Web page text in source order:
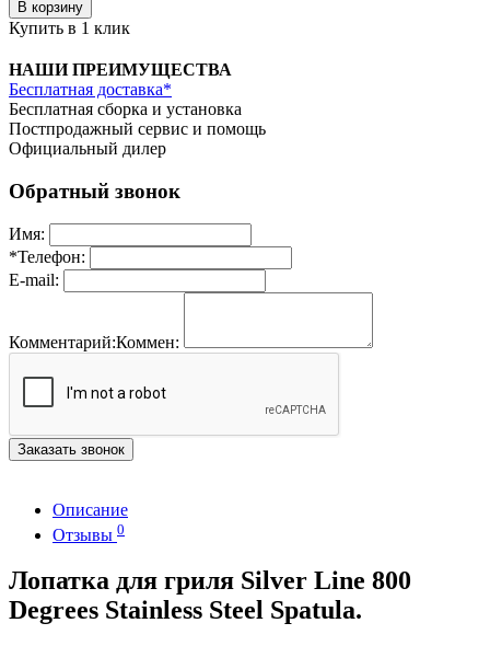
В корзину
Купить в 1 клик
НАШИ ПРЕИМУЩЕСТВА
Бесплатная доставка*
Бесплатная сборка и установка
Постпродажный сервис и помощь
Официальный дилер
Обратный звонок
Имя:
*Телефон:
E-mail:
Комментарий:Коммен:
Заказать звонок
Описание
Отзывы 0
Лопатка для гриля Silver Line 800
Degrees Stainless Steel Spatula.